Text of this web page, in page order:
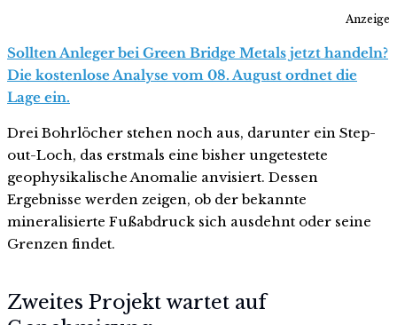
Anzeige
Sollten Anleger bei Green Bridge Metals jetzt handeln?
Die kostenlose Analyse vom 08. August ordnet die
Lage ein.
Drei Bohrlöcher stehen noch aus, darunter ein Step-
out-Loch, das erstmals eine bisher ungetestete
geophysikalische Anomalie anvisiert. Dessen
Ergebnisse werden zeigen, ob der bekannte
mineralisierte Fußabdruck sich ausdehnt oder seine
Grenzen findet.
Zweites Projekt wartet auf